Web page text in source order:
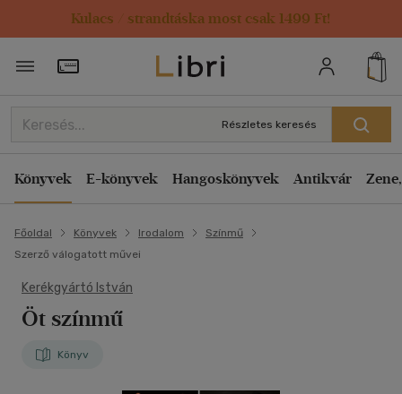
Kulacs / strandtáska most csak 1499 Ft!
Törzsvásárlói Kártya adatai
Részletes keresés
Könyvek E-könyvek Hangoskönyvek Antikvár
Főoldal Könyvek Irodalom
Színmű
Szerző válogatott művei
Kerékgyártó István
Öt színmű
Könyv